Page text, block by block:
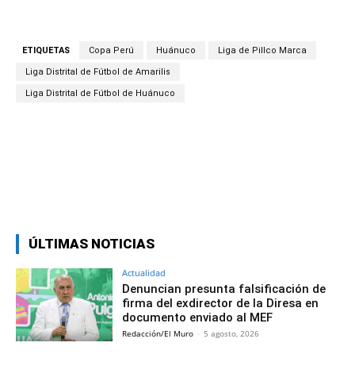
ETIQUETAS Copa Perú Huánuco Liga de Pillco Marca
Liga Distrital de Fútbol de Amarilis
Liga Distrital de Fútbol de Huánuco
ÚLTIMAS NOTICIAS
Actualidad
Denuncian presunta falsificación de
firma del exdirector de la Diresa en
documento enviado al MEF
Redacción/El Muro - 5 agosto, 2026